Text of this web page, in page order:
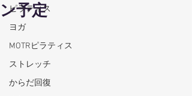
ピラティス
ヨガ
MOTRピラティス
ストレッチ
からだ回復
ン予定